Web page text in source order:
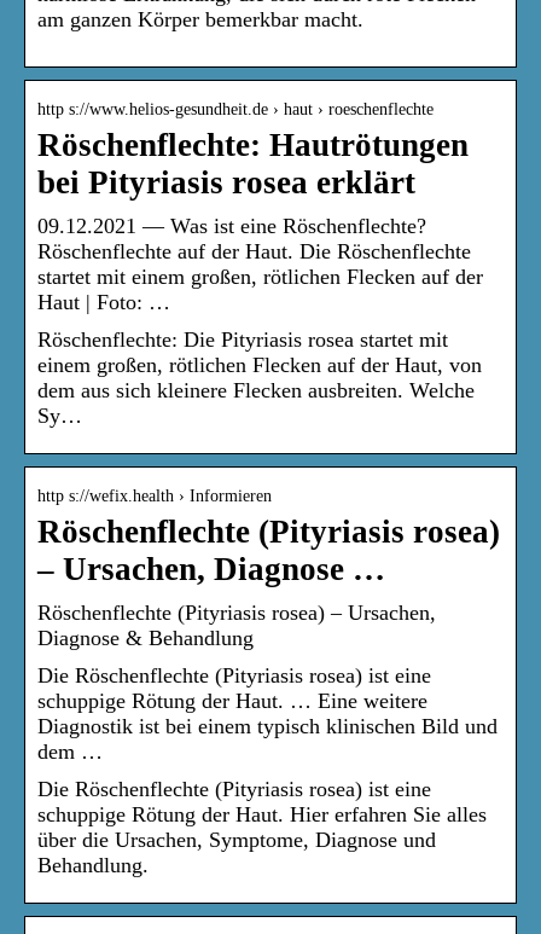
am ganzen Körper bemerkbar macht.
http s://www.helios-gesundheit.de › haut › roeschenflechte
Röschenflechte: Hautrötungen
bei Pityriasis rosea erklärt
09.12.2021 — Was ist eine Röschenflechte?
Röschenflechte auf der Haut. Die Röschenflechte
startet mit einem großen, rötlichen Flecken auf der
Haut | Foto: …
Röschenflechte: Die Pityriasis rosea startet mit
einem großen, rötlichen Flecken auf der Haut, von
dem aus sich kleinere Flecken ausbreiten. Welche
Sy…
http s://wefix.health › Informieren
Röschenflechte (Pityriasis rosea)
– Ursachen, Diagnose …
Röschenflechte (Pityriasis rosea) – Ursachen,
Diagnose & Behandlung
Die Röschenflechte (Pityriasis rosea) ist eine
schuppige Rötung der Haut. … Eine weitere
Diagnostik ist bei einem typisch klinischen Bild und
dem …
Die Röschenflechte (Pityriasis rosea) ist eine
schuppige Rötung der Haut. Hier erfahren Sie alles
über die Ursachen, Symptome, Diagnose und
Behandlung.